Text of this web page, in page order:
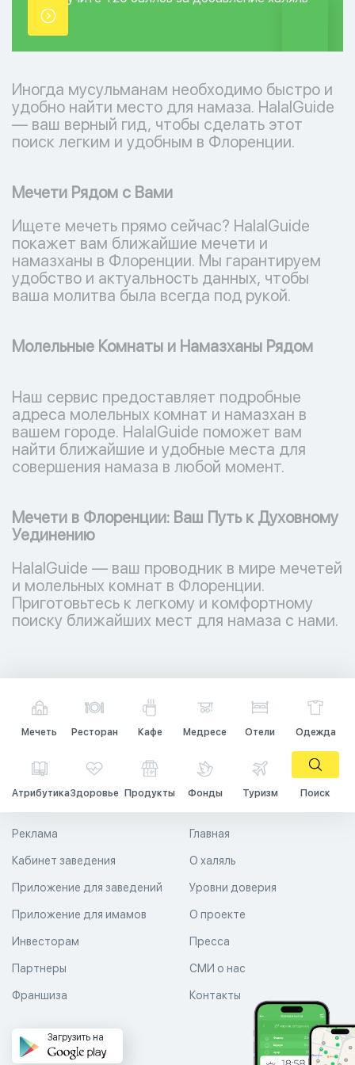
точки.
Иногда мусульманам необходимо быстро и
удобно найти место для намаза. HalalGuide
— ваш верный гид, чтобы сделать этот
поиск легким и удобным в Флоренции.
Мечети Рядом с Вами
Ищете мечеть прямо сейчас? HalalGuide
покажет вам ближайшие мечети и
намазханы в Флоренции. Мы гарантируем
удобство и актуальность данных, чтобы
ваша молитва была всегда под рукой.
Молельные Комнаты и Намазханы Рядом
Наш сервис предоставляет подробные
адреса молельных комнат и намазхан в
вашем городе. HalalGuide поможет вам
найти ближайшие и удобные места для
совершения намаза в любой момент.
Мечети в Флоренции: Ваш Путь к Духовному
Уединению
HalalGuide — ваш проводник в мире мечетей
и молельных комнат в Флоренции.
Приготовьтесь к легкому и комфортному
поиску ближайших мест для намаза с нами.
Мечеть Ресторан Кафе Медресе Отели Одежда
АтрибутикаЗдоровье Продукты Фонды Туризм Поиск
Главная
О халяль
Уровни доверия
Реклама
Кабинет заведения
Приложение для заведений
Приложение для имамов О проекте
Пресса
СМИ о нас
Контакты
Инвесторам
Партнеры
Франшиза
Загрузить на